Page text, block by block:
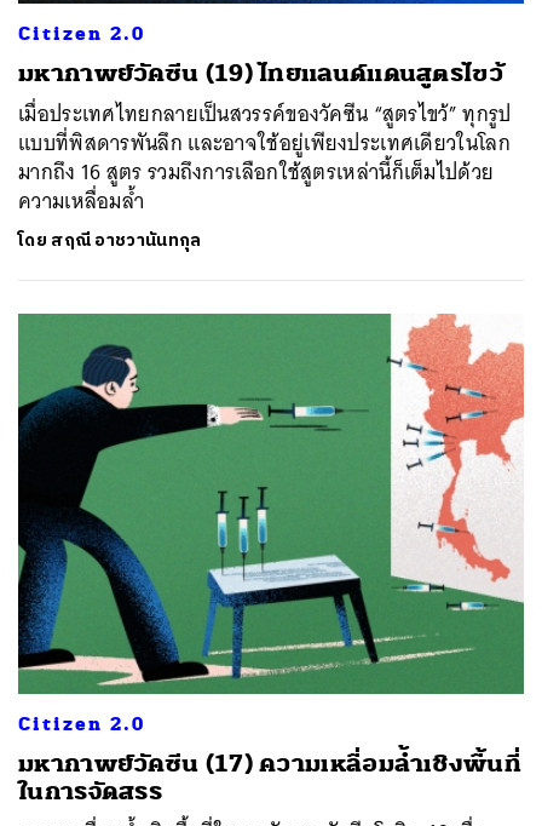
Citizen 2.0
มหากาพย์วัคซีน (19) ไทยแลนด์แดนสูตรไขว้
เมื่อประเทศไทยกลายเป็นสวรรค์ของวัคซีน “สูตรไขว้” ทุกรูป
แบบที่พิสดารพันลึก และอาจใช้อยู่เพียงประเทศเดียวในโลก
มากถึง 16 สูตร รวมถึงการเลือกใช้สูตรเหล่านี้ก็เต็มไปด้วย
ความเหลื่อมล้ำ
โดย สฤณี อาชวานันทกุล
Citizen 2.0
มหากาพย์วัคซีน (17) ความเหลื่อมล้ำเชิงพื้นที่
ในการจัดสรร
ค้นหา
SHARE TWEET LINE EMAIL